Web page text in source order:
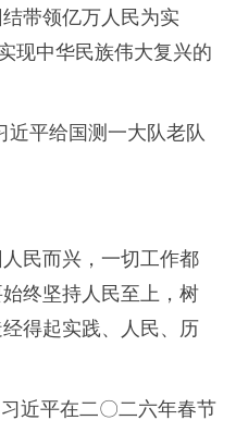
带领亿万人民为实
现中华民族伟大复兴的
近平给国测一大队老队
民而兴，一切工作都
终坚持人民至上，树
得起实践、人民、历
近平在二〇二六年春节